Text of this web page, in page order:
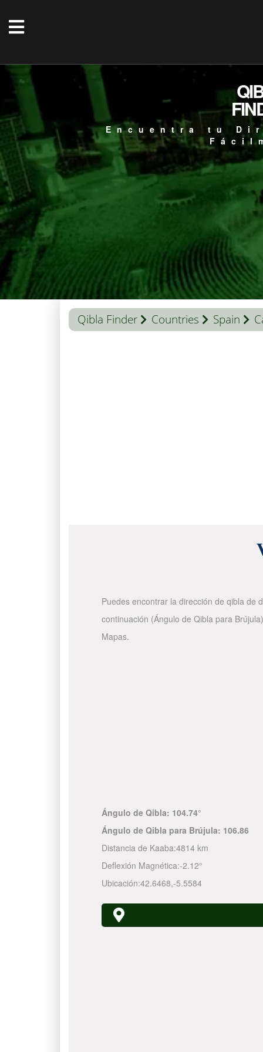
Encuentra tu
Qibla Finder Countries Spain
Puedes encontrar la dirección de qibla de
continuación (Ángulo de Qibla para
Mapas.
Ángulo de Qibla: 104.74°
Ángulo de Qibla para Brújula: 106.86
Distancia de Kaaba:4814 km
Deflexión Magnética:-2.12°
Ubicación:42.6468,-5.5584